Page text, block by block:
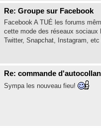
Re: Groupe sur Facebook
Facebook A TUÉ les forums
cette mode des réseaux sociaux
Twitter, Snapchat, Instagram, etc
Re: commande
Sympa les nouveau fieu!